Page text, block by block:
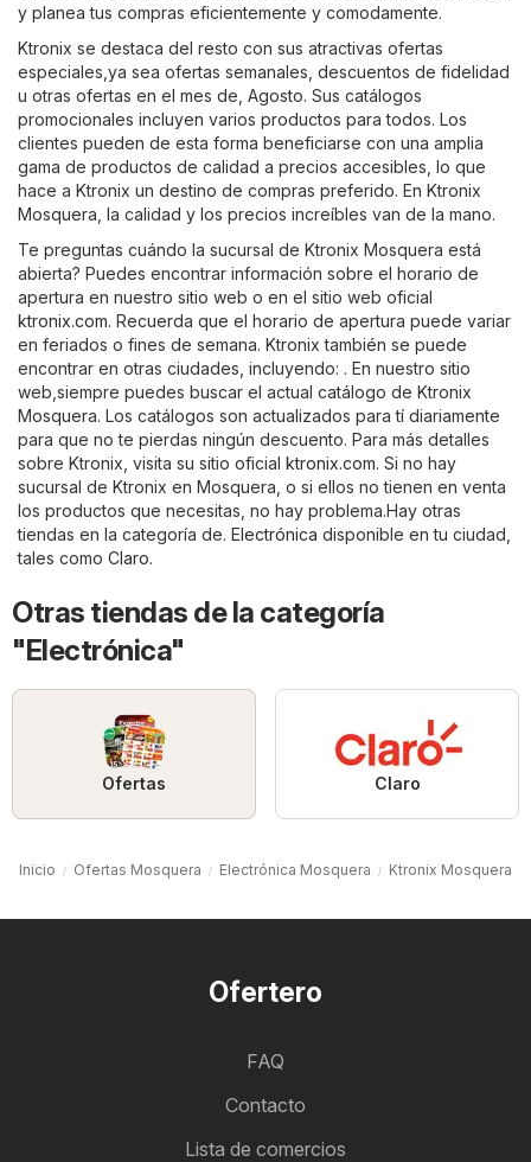
y planea tus compras eficientemente y comodamente.
Ktronix se destaca del resto con sus atractivas ofertas
especiales,ya sea ofertas semanales, descuentos de fidelidad
u otras ofertas en el mes de, Agosto. Sus catálogos
promocionales incluyen varios productos para todos. Los
clientes pueden de esta forma beneficiarse con una amplia
gama de productos de calidad a precios accesibles, lo que
hace a Ktronix un destino de compras preferido. En Ktronix
Mosquera, la calidad y los precios increíbles van de la mano.
Te preguntas cuándo la sucursal de Ktronix Mosquera está
abierta? Puedes encontrar información sobre el horario de
apertura en nuestro sitio web o en el sitio web oficial
ktronix.com. Recuerda que el horario de apertura puede variar
en feriados o fines de semana. Ktronix también se puede
encontrar en otras ciudades, incluyendo: . En nuestro sitio
web,siempre puedes buscar el actual catálogo de Ktronix
Mosquera. Los catálogos son actualizados para tí diariamente
para que no te pierdas ningún descuento. Para más detalles
sobre Ktronix, visita su sitio oficial ktronix.com. Si no hay
sucursal de Ktronix en Mosquera, o si ellos no tienen en venta
los productos que necesitas, no hay problema.Hay otras
tiendas en la categoría de. Electrónica disponible en tu ciudad,
tales como Claro.
Otras tiendas de la categoría
"Electrónica"
Ofertas Claro
Inicio Ofertas Mosquera Electrónica Mosquera Ktronix Mosquera
Ofertero
FAQ
Contacto
Lista de comercios